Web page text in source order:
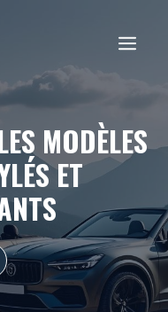
MODÈLES
ET